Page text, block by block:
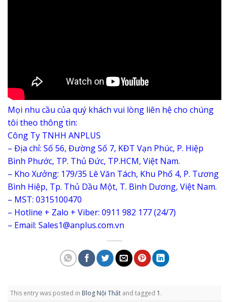
Mọi nhu cầu của quý khách vui lòng liên hệ cho chúng
tôi theo thông tin:
Công Ty TNHH ANPLUS
– Địa chỉ: Số 56, Đường Số 7, KĐT Vạn Phúc, P. Hiệp
Bình Phước, TP. Thủ Đức, TP.HCM, Việt Nam.
– Kho Xưởng: 179/35 Lê Văn Tách, Khu Phố 4, P. Tương
Bình Hiệp, Tp. Thủ Dầu Một, T. Bình Dương, Việt Nam.
– MST: 0315100470
– Hotline + Zalo + Viber: 0911 982 177 (24/7)
– Email: Sales1@anplus.com.vn
This entry was posted in Blog Nội Thất and tagged 1 .